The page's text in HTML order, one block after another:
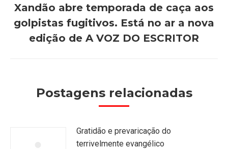
Próximo
post:
Xandão abre temporada de caça aos
golpistas fugitivos. Está no ar a nova
edição de A VOZ DO ESCRITOR
Postagens relacionadas
Gratidão e prevaricação do
terrivelmente evangélico